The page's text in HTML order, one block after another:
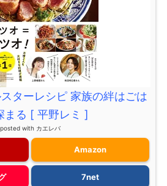
ターレシピ 家族の絆はごは
まる [ 平野レミ ]
posted with カエレバ
Amazon
7net